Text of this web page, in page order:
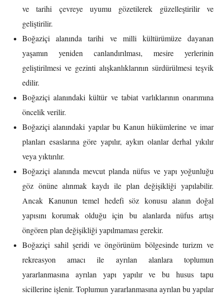
ve tarihi çevreye uyumu gözetilerek güzelleştirilir ve
geliştirilir.
Boğaziçi alanında tarihi ve milli kültürümüze dayanan
yaşamın yeniden canlandırılması, mesire yerlerinin
geliştirilmesi ve gezinti alışkanlıklarının sürdürülmesi teşvik
edilir.
Boğaziçi alanındaki kültür ve tabiat varlıklarının onarımına
öncelik verilir.
Boğaziçi alanındaki yapılar bu Kanun hükümlerine ve imar
planları esaslarına göre yapılır, aykırı olanlar derhal yıkılır
veya yıktırılır.
Boğaziçi alanında mevcut planda nüfus ve yapı yoğunluğu
göz önüne alınmak kaydı ile plan değişikliği yapılabilir.
Ancak Kanunun temel hedefi söz konusu alanın doğal
yapısını korumak olduğu için bu alanlarda nüfus artışı
öngören plan değişikliği yapılmaması gerekir.
Boğaziçi sahil şeridi ve öngörünüm bölgesinde turizm ve
rekreasyon amacı ile ayrılan alanlara toplumun
yararlanmasına ayrılan yapı yapılır ve bu husus tapu
sicillerine işlenir. Toplumun yararlanmasına ayrılan bu yapılar